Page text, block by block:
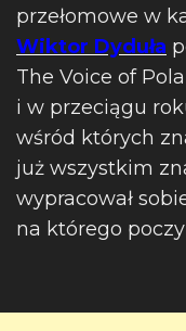
przełomowe w
Wiktor Dyduła
The Voice of
i w przeciągu
wśród których
już wszystkim
wypracował
na którego